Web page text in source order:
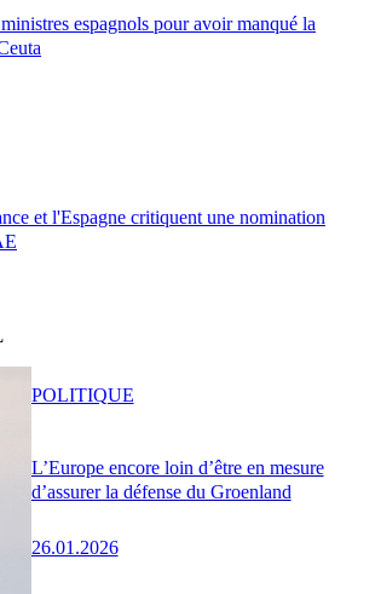
espagnols pour avoir manqué la
et l'Espagne critiquent une nomination
L’Europe encore loin d’être en mesure
d’assurer la défense du Groenland
26.01.2026
POLITIQUE